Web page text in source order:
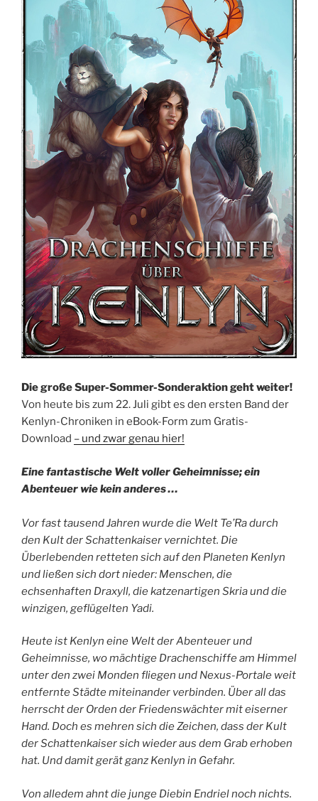
Die große Super-Sommer-Sonderaktion geht weiter!
Von heute bis zum 22. Juli gibt es den ersten Band der
Kenlyn-Chroniken in eBook-Form zum Gratis-
Download – und zwar genau hier!
Eine fantastische Welt voller Geheimnisse; ein
Abenteuer wie kein anderes …
Vor fast tausend Jahren wurde die Welt Te’Ra durch
den Kult der Schattenkaiser vernichtet. Die
Überlebenden retteten sich auf den Planeten Kenlyn
und ließen sich dort nieder: Menschen, die
echsenhaften Draxyll, die katzenartigen Skria und die
winzigen, geflügelten Yadi.
Heute ist Kenlyn eine Welt der Abenteuer und
Geheimnisse, wo mächtige Drachenschiffe am Himmel
unter den zwei Monden fliegen und Nexus-Portale weit
entfernte Städte miteinander verbinden. Über all das
herrscht der Orden der Friedenswächter mit eiserner
Hand. Doch es mehren sich die Zeichen, dass der Kult
der Schattenkaiser sich wieder aus dem Grab erhoben
hat. Und damit gerät ganz Kenlyn in Gefahr.
Von alledem ahnt die junge Diebin Endriel noch nichts.